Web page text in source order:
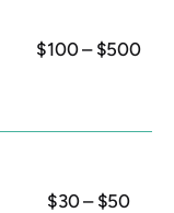
$100 – $500
$30 – $50